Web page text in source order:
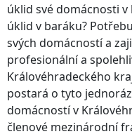
úklid své domácnosti
úklid v baráku?
svých domácností a
profesionální a
Královéhradeckého
postará o tyto
domácnostív
členové mezinárodní